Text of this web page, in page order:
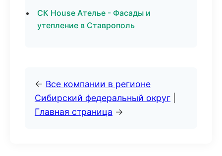
СК House Ателье - Фасады и
утепление в Ставрополь
← Все компании в регионе
Сибирский федеральный округ
Главная страница →